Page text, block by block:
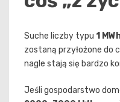
Suche liczby typu 1
zostaną przyłożone do
nagle stają się bardzo
Jeśli gospodarstwo